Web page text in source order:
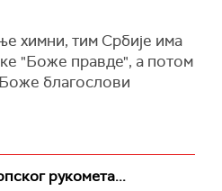
химни, тим Србије има
"Боже правде", а потом
благослови
рукомета...